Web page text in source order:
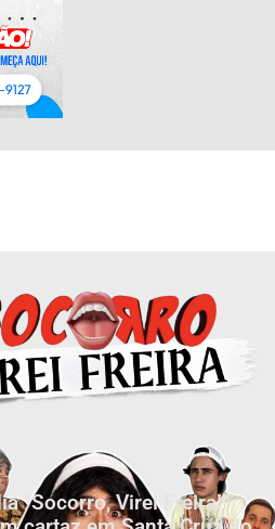
“Socorro, Virei Freira!”